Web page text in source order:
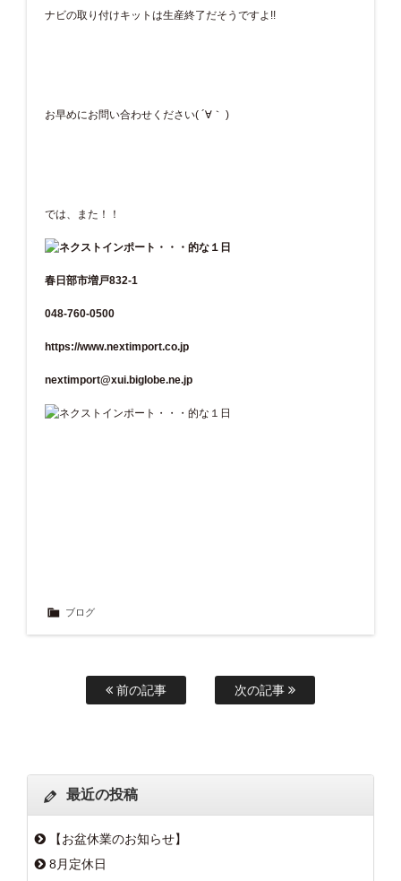
ナビの取り付けキットは生産終了だそうですよ!!
お早めにお問い合わせください( ´∀｀ )
では、また！！
春日部市増戸832-1
048-760-0500
https://www.nextimport.co.jp
nextimport@xui.biglobe.ne.jp
ブログ
前の記事 次の記事
最近の投稿
【お盆休業のお知らせ】
8月定休日